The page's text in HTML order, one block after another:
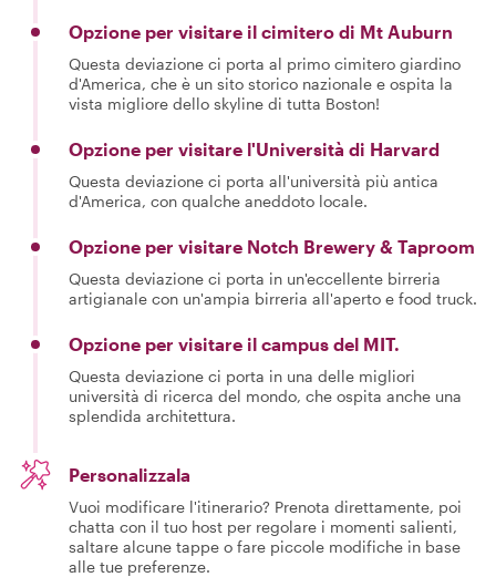
Opzione per visitare il cimitero di Mt Auburn
Questa deviazione ci porta al primo cimitero giardino
d'America, che è un sito storico nazionale e ospita la
vista migliore dello skyline di tutta Boston!
Opzione per visitare l'Università di Harvard
Questa deviazione ci porta all'università più antica
d'America, con qualche aneddoto locale.
Opzione per visitare Notch Brewery & Taproom
Questa deviazione ci porta in un'eccellente birreria
artigianale con un'ampia birreria all'aperto e food truck.
Opzione per visitare il campus del MIT.
Questa deviazione ci porta in una delle migliori
università di ricerca del mondo, che ospita anche una
splendida architettura.
Personalizzala
Vuoi modificare l'itinerario? Prenota direttamente, poi
chatta con il tuo host per regolare i momenti salienti,
saltare alcune tappe o fare piccole modifiche in base
alle tue preferenze.